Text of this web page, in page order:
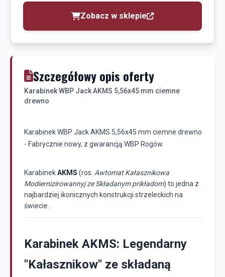
Zobacz w sklepie
Szczegółowy opis oferty
Karabinek WBP Jack AKMS 5,56x45 mm ciemne
drewno
Karabinek WBP Jack AKMS 5,56x45 mm ciemne drewno
- Fabrycznie nowy, z gwarancją WBP Rogów
KarabinekAKMS (ros. Awtomat Kałasznikowa
Modiernizirowannyj ze Składanym prikładom) to jedna z
najbardziej ikonicznych konstrukcji strzeleckich na
świecie.
Karabinek AKMS: Legendarny
"Kałasznikow" ze składaną